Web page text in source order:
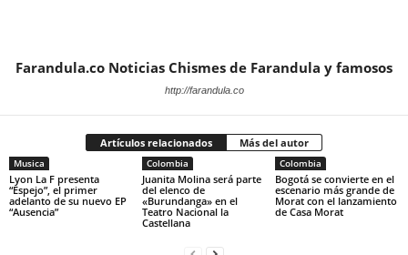
Farandula.co Noticias Chismes de Farandula y famosos
http://farandula.co
Artículos relacionados Más del autor
Musica
Lyon La F presenta
“Espejo”, el primer
adelanto de su nuevo EP
“Ausencia”
Colombia
Juanita Molina será parte
del elenco de
«Burundanga» en el
Teatro Nacional la
Castellana
Colombia
Bogotá se convierte en el
escenario más grande de
Morat con el lanzamiento
de Casa Morat